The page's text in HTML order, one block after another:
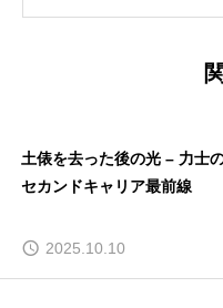
土俵を去った後の光 – 力士
セカンドキャリア最前線
2025.10.10